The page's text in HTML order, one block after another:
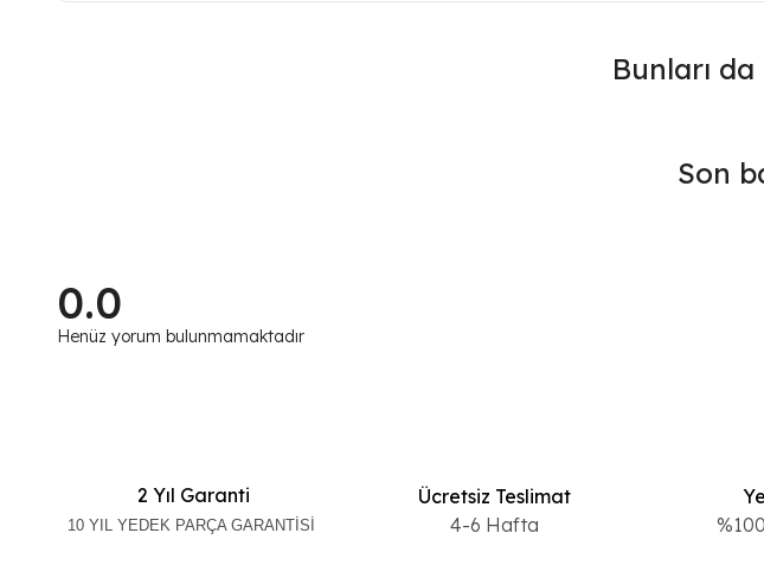
Bunları
Son
0.0
Henüz yorum bulunmamaktadır
2 Yıl Garanti
10 YIL YEDEK PARÇA GARANTİSİ
Ücretsiz Teslimat
4-6 Hafta